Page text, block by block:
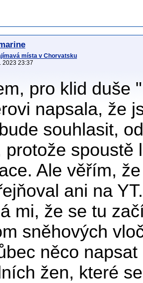
místa v Chorvatsku
2023 23:37
pro klid duše
napsala, že
souhlasit,
protože spoustě
Ale věřím,
ani na YT.
mi, že se tu
sněhových
něco
žen, které